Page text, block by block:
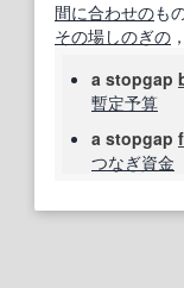
間に合わせのも
その場しのぎの ，
a stopgap
暫定予算
a stopgap
つなぎ資金